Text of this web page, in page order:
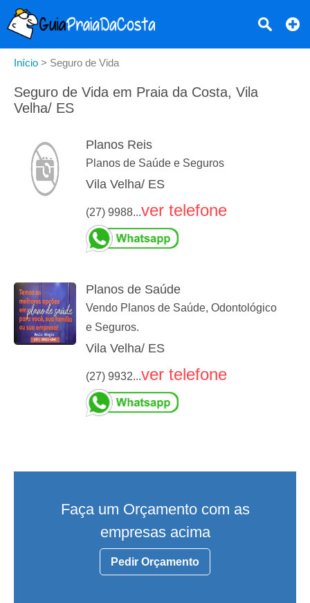
Início > Seguro de Vida
Seguro de Vida em Praia da Costa, Vila
Velha/ ES
Planos Reis
Planos de Saúde e Seguros
Vila Velha/ ES
(27) 9988...ver telefone
Planos de Saúde
Vendo Planos de Saúde, Odontológico
e Seguros.
Vila Velha/ ES
(27) 9932...ver telefone
Faça um Orçamento com as
empresas acima
Pedir Orçamento